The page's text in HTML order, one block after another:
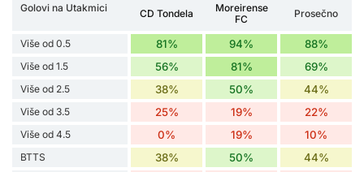
Golovi na Utakmici CD Tondela
Moreirense
FC
Prosečno
Više od 0.5 81% 94% 88%
Više od 1.5 56% 81% 69%
Više od 2.5 38% 50% 44%
Više od 3.5 25% 19% 22%
Više od 4.5 0% 19% 10%
BTTS 38% 50% 44%